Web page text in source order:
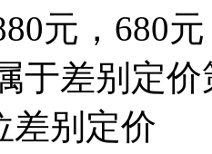
元，680
于差别定
部位差